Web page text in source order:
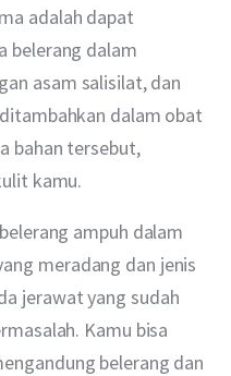
adalah dapat
belerang dalam
asam salisilat, dan
dalam obat
bahan tersebut,
kamu.
ampuh dalam
meradang dan jenis
jerawat yang sudah
Kamu bisa
belerang dan